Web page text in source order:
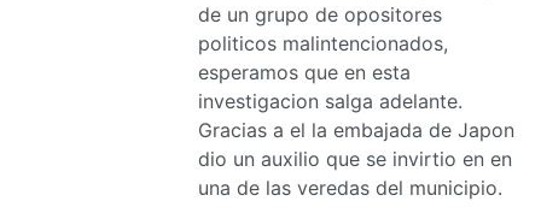
de un grupo de opositores
politicos malintencionados,
esperamos que en esta
investigacion salga adelante.
Gracias a el la embajada de Japon
dio un auxilio que se invirtio en en
una de las veredas del municipio.